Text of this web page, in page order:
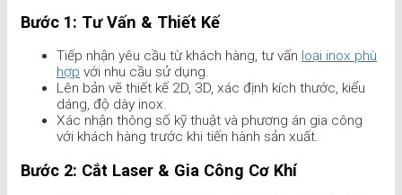
Bước 1: Tư Vấn & Thiết Kế
Tiếp nhận yêu cầu từ khách hàng, tư vấn loại inox phù
hợp với nhu cầu sử dụng.
Lên bản vẽ thiết kế 2D, 3D, xác định kích thước, kiểu
dáng, độ dày inox.
Xác nhận thông số kỹ thuật và phương án gia công
với khách hàng trước khi tiến hành sản xuất.
Bước 2: Cắt Laser & Gia Công Cơ Khí